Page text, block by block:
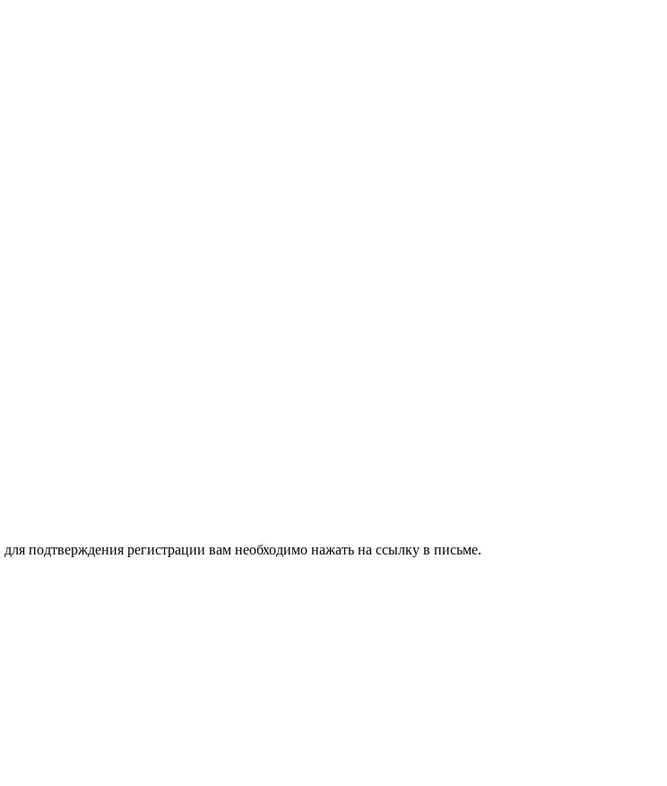
подтверждения регистрации вам необходимо нажать на ссылку в письме.